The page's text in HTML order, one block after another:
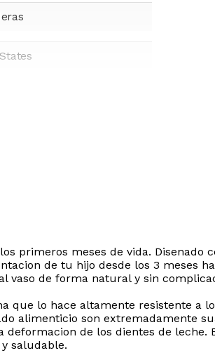
primeros meses de vida. Disenado
de tu hijo desde los 3 meses
vaso de forma natural y sin
que lo hace altamente resistente a
alimenticio son extremadamente
de los dientes de leche.
saludable.